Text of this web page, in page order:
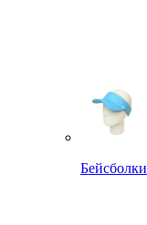
Бейсболки